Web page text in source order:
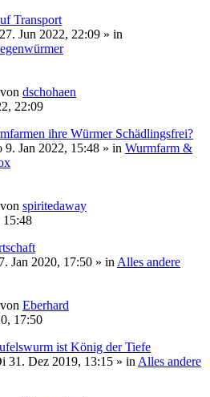
Transport
Jun 2022, 22:09 » in
von dschohaen
22:09
ihre Würmer Schädlingsfrei?
9. Jan 2022, 15:48 » in Wurmfarm &
von spiritedaway
15:48
Jan 2020, 17:50 » in Alles andere
von Eberhard
17:50
ist König der Tiefe
31. Dez 2019, 13:15 » in Alles andere